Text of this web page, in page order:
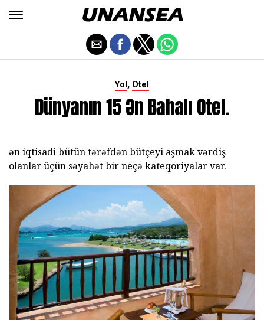
Yol , Otel
Dünyanın 15 Ən Bahalı Otel.
ən iqtisadi bütün tərəfdən bütçeyi aşmak vərdiş
olanlar üçün səyahət bir neçə kateqoriyalar var.